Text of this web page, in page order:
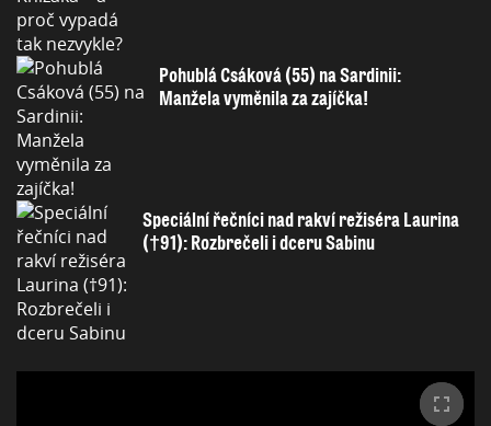
Pohublá Csáková (55) na Sardinii:
Manžela vyměnila za zajíčka!
Speciální řečníci nad rakví režiséra Laurina
(†91): Rozbrečeli i dceru Sabinu